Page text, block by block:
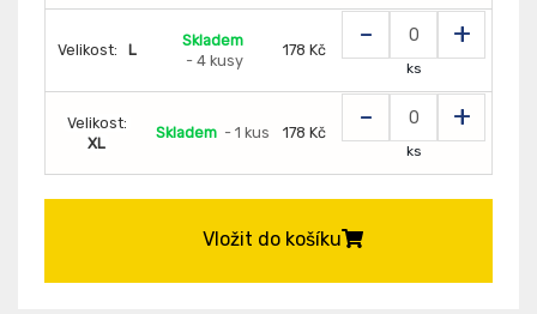
Velikost: L
Skladem
- 4 kusy
178 Kč - +
ks
Velikost:
XL
Skladem - 1 kus 178 Kč - +
ks
Vložit do košíku